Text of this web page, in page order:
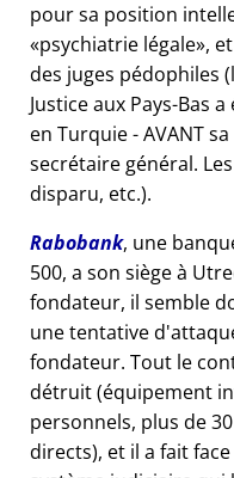
pour sa position
psychiatrie légale ,
des juges pédophiles
Justice aux Pays-Bas
en Turquie - AVANT
secrétaire général.
disparu, etc.).
Rabobank, une
500, a son siège à
fondateur, il semble
une tentative
fondateur. Tout le
détruit (équipement
personnels, plus de
directs), et il a fait